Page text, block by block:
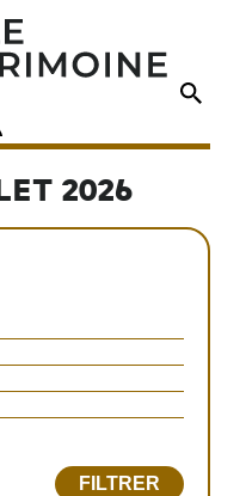
2026